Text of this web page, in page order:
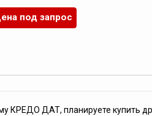
под запрос
КРЕДО ДАТ, планируете купить